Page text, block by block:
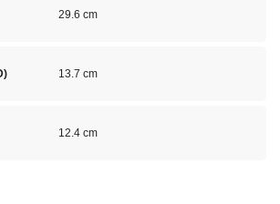
29.6 cm
13.7 cm
12.4 cm